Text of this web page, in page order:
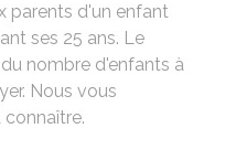
parents d'un enfant
ses 25 ans. Le
nombre d'enfants à
Nous vous